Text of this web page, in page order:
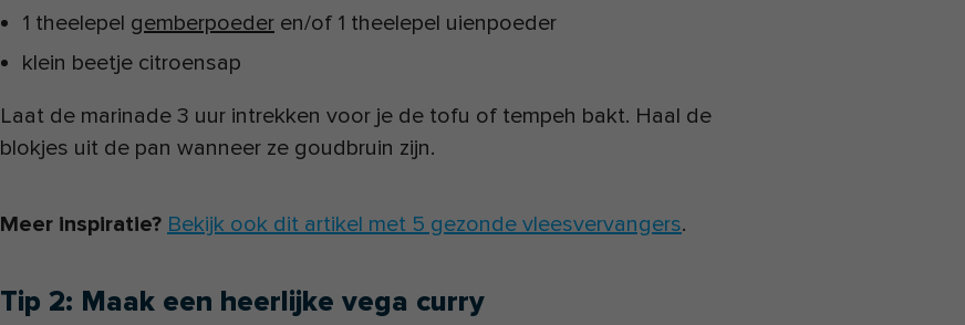
1 theelepel gemberpoeder en/of 1 theelepel uienpoeder
klein beetje citroensap
Laat de marinade 3 uur intrekken voor je de tofu of tempeh bakt. Haal de
blokjes uit de pan wanneer ze goudbruin zijn.
Meer inspiratie? Bekijk ook dit artikel met 5 gezonde vleesvervangers.
Tip 2: Maak een heerlijke vega curry